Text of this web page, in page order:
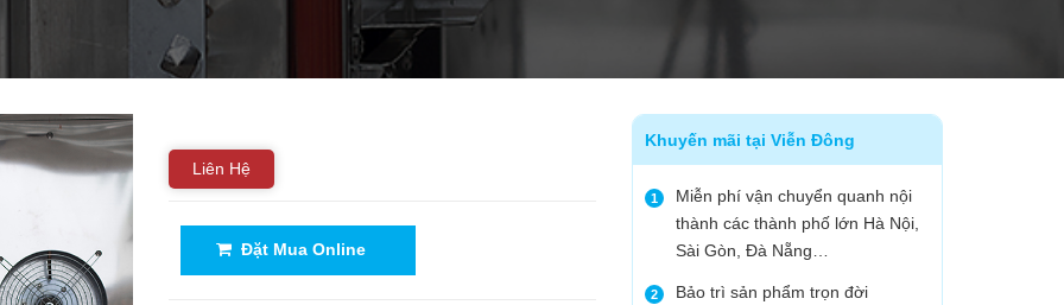
Liên Hệ
Đặt Mua Online
Khuyến mãi tại Viễn Đông
1
Miễn phí vận chuyển quanh nội
thành các thành phố lớn Hà Nội,
Sài Gòn, Đà Nẵng…
2 Bảo trì sản phẩm trọn đời